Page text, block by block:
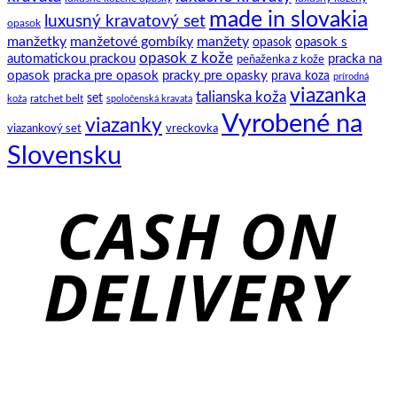
opasok luxusný kravatový set made in slovakia
manžetky manžetové gombíky manžety opasok opasok s
automatickou prackou opasok z kože peňaženka z kože pracka na
opasok pracka pre opasok pracky pre opasky prava koza prírodná
koža ratchet belt set spoločenská kravata talianska koža viazanka
viazankový set viazanky vreckovka Vyrobené na
Slovensku